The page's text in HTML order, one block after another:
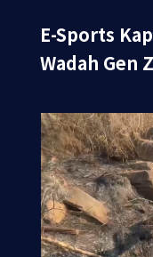
E-Sports
Wadah Gen